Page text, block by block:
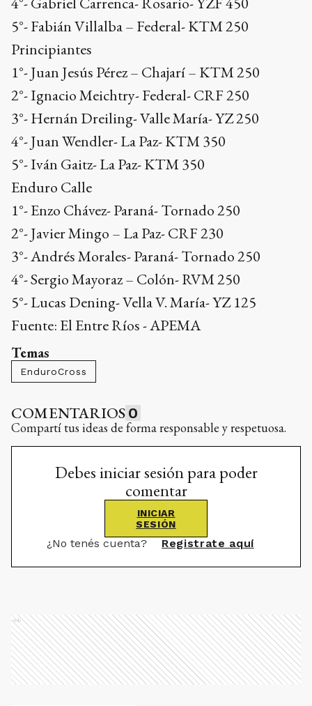
5°- Fabián Villalba – Federal- KTM 250
Principiantes
1°- Juan Jesús Pérez – Chajarí – KTM 250
2°- Ignacio Meichtry- Federal- CRF 250
3°- Hernán Dreiling- Valle María- YZ 250
4°- Juan Wendler- La Paz- KTM 350
5°- Iván Gaitz- La Paz- KTM 350
Enduro Calle
1°- Enzo Chávez- Paraná- Tornado 250
2°- Javier Mingo – La Paz- CRF 230
3°- Andrés Morales- Paraná- Tornado 250
4°- Sergio Mayoraz – Colón- RVM 250
5°- Lucas Dening- Vella V. María- YZ 125
Fuente: El Entre Ríos - APEMA
Temas
EnduroCross
COMENTARIOS 0
Compartí tus ideas de forma responsable y respetuosa.
Debes iniciar sesión para poder
comentar
INICIAR
SESIÓN
¿No tenés cuenta? Registrate aquí
Ads